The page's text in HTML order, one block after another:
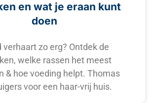
en wat je eraan kunt
doen
verhaart zo erg? Ontdek de
welke rassen het meest
& hoe voeding helpt. Thomas
voor een haar-vrij huis.